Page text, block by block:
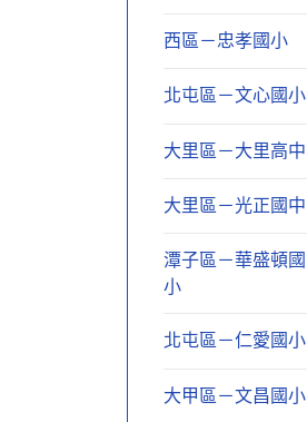
西區－忠孝國小
北屯區－文心國小
大里區－大里高中
大里區－光正國中
潭子區－華盛頓國
小
北屯區－仁愛國小
大甲區－文昌國小